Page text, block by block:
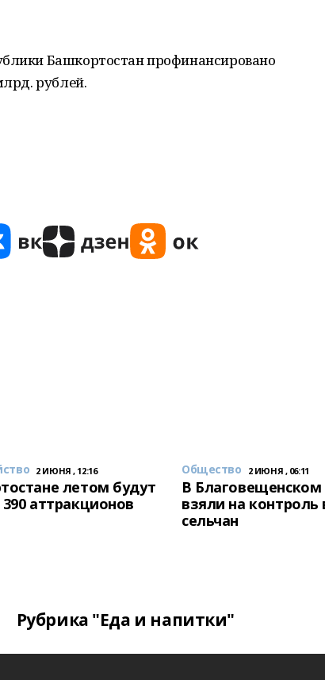
Башкортостан профинансировано
рублей.
2 ИЮНЯ , 12:16
летом будут
аттракционов
Общество 2 ИЮНЯ , 06:11
В Благовещенском
взяли на контроль
сельчан
Рубрика "Еда и напитки"